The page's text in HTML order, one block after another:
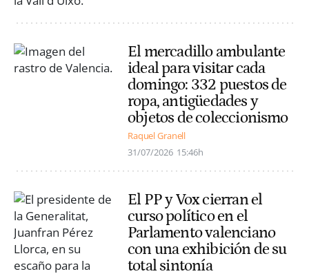
El mercadillo ambulante
ideal para visitar cada
domingo: 332 puestos de
ropa, antigüedades y
objetos de coleccionismo
Raquel Granell
31/07/2026 15:46h
El PP y Vox cierran el
curso político en el
Parlamento valenciano
con una exhibición de su
total sintonía